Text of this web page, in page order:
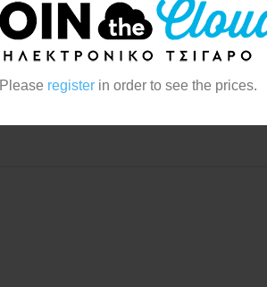
Please registerin order to see the prices.